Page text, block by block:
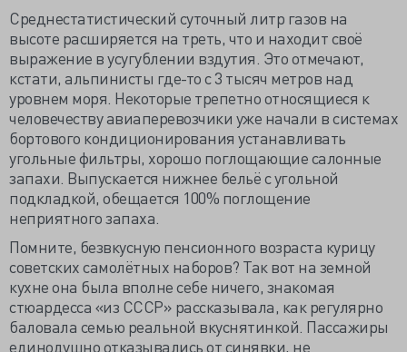
Среднестатистический суточный литр газов на
высоте расширяется на треть, что и находит своё
выражение в усугублении вздутия. Это отмечают,
кстати, альпинисты где-то с 3 тысяч метров над
уровнем моря. Некоторые трепетно относящиеся к
человечеству авиаперевозчики уже начали в системах
бортового кондиционирования устанавливать
угольные фильтры, хорошо поглощающие салонные
запахи. Выпускается нижнее бельё с угольной
подкладкой, обещается 100% поглощение
неприятного запаха.
Помните, безвкусную пенсионного возраста курицу
советских самолётных наборов? Так вот на земной
кухне она была вполне себе ничего, знакомая
стюардесса «из СССР» рассказывала, как регулярно
баловала семью реальной вкуснятинкой. Пассажиры
единодушно отказывались от синявки, не